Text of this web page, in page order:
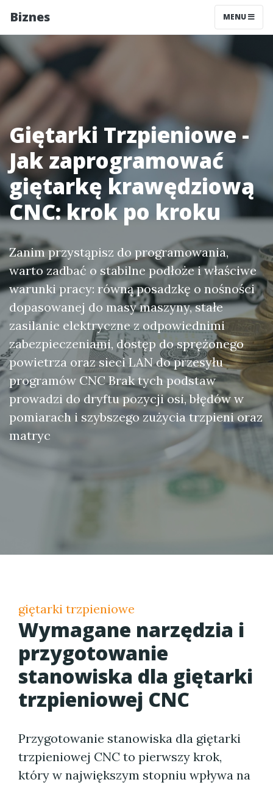
Biznes MENU
Giętarki Trzpieniowe -
Jak zaprogramować
giętarkę krawędziową
CNC: krok po kroku
Zanim przystąpisz do programowania,
warto zadbać o stabilne podłoże i właściwe
warunki pracy: równą posadzkę o nośności
dopasowanej do masy maszyny, stałe
zasilanie elektryczne z odpowiednimi
zabezpieczeniami, dostęp do sprężonego
powietrza oraz sieci LAN do przesyłu
programów CNC Brak tych podstaw
prowadzi do dryftu pozycji osi, błędów w
pomiarach i szybszego zużycia trzpieni oraz
matryc
giętarki trzpieniowe
Wymagane narzędzia i
przygotowanie
stanowiska dla giętarki
trzpieniowej CNC
Przygotowanie stanowiska dla giętarki
trzpieniowej CNC to pierwszy krok,
który w największym stopniu wpływa na